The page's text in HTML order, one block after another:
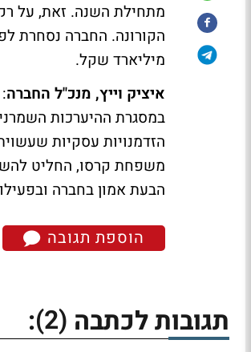
מתחילת השנה. זאת, על
מיליארד שקל.
איציק וייץ, מנכ"ל החברה
במסגרת ההיערכות
הזדמנויות עסקיות
משפחת קרסו, החליט
הבעת אמון בחברה
הוספת תגובה
תגובות לכתבה (2)
: